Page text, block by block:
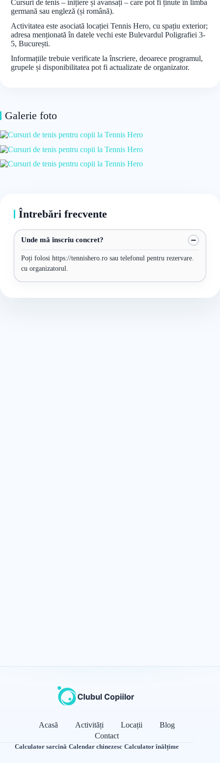
Cursuri de tenis – inițiere și avansați – care pot fi ținute în limba
germană sau engleză (și română).
Activitatea este asociată locației Tennis Hero, cu spațiu exterior;
adresa menționată în datele vechi este Bulevardul Poligrafiei 3-
5, București.
Informațiile trebuie verificate la înscriere, deoarece programul,
grupele și disponibilitatea pot fi actualizate de organizator.
Galerie foto
Întrebări frecvente
Unde mă înscriu concret?
Poți folosi https://tennishero.ro sau telefonul pentru rezervare.
cu organizatorul.
Acasă Activități Locații
Blog
Contact
Calculator sarcină·Calendar chinezesc·Calculator înălțime